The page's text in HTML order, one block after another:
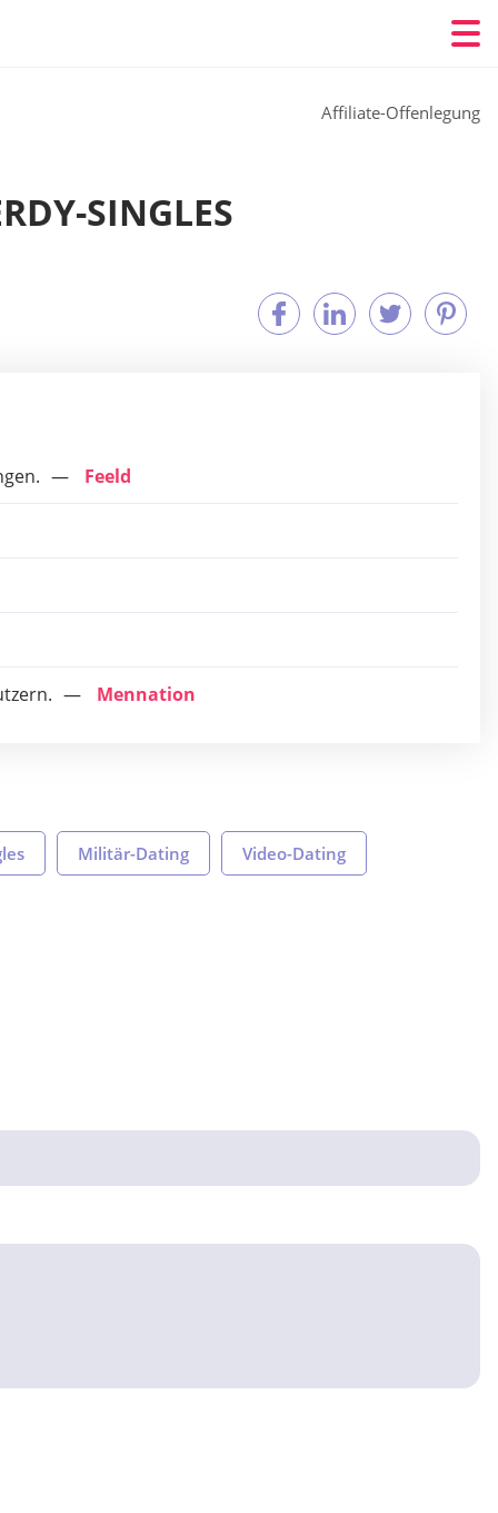
Affiliate-Offenlegung
SINGLES
Feeld
Mennation
Militär-Dating Video-Dating